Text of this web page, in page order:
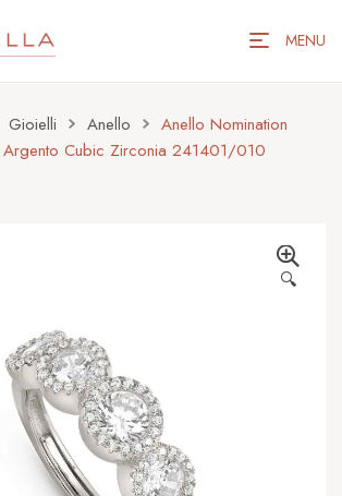
MENU
Gioielli Anello
Anello Nomination
Argento Cubic Zirconia 241401/010
🔍